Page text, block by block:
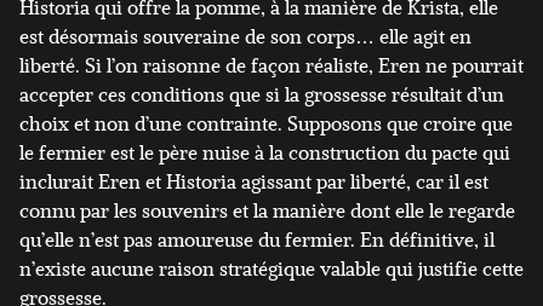
Historia qui offre la pomme, à la manière de Krista, elle
est désormais souveraine de son corps… elle agit en
liberté. Si l’on raisonne de façon réaliste, Eren ne pourrait
accepter ces conditions que si la grossesse résultait d’un
choix et non d’une contrainte. Supposons que croire que
le fermier est le père nuise à la construction du pacte qui
inclurait Eren et Historia agissant par liberté, car il est
connu par les souvenirs et la manière dont elle le regarde
qu’elle n’est pas amoureuse du fermier. En définitive, il
n’existe aucune raison stratégique valable qui justifie cette
grossesse.